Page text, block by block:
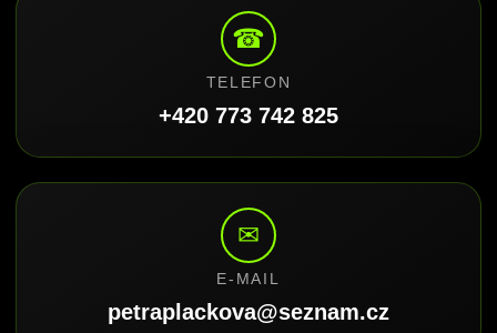
☎
TELEFON
+420 773 742 825
✉
E-MAIL
petraplackova@seznam.cz